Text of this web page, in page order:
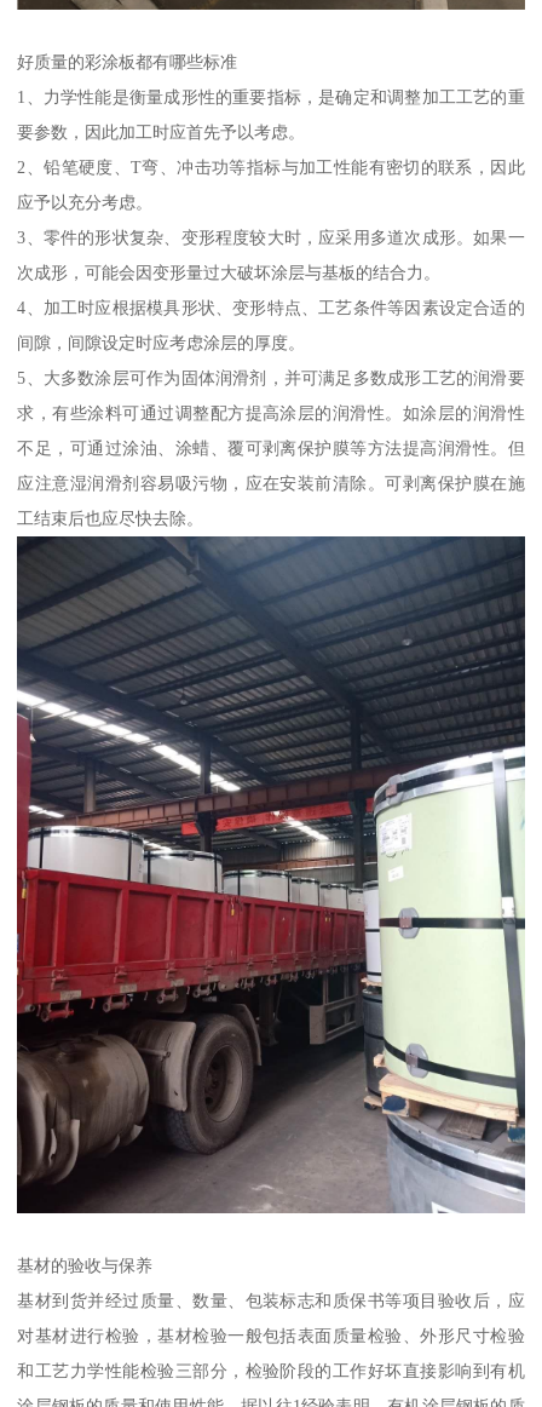
好质量的彩涂板都有哪些标准
1、力学性能是衡量成形性的重要指标，是确定和调整加工工艺的重
要参数，因此加工时应首先予以考虑。
2、铅笔硬度、T弯、冲击功等指标与加工性能有密切的联系，因此
应予以充分考虑。
3、零件的形状复杂、变形程度较大时，应采用多道次成形。如果一
次成形，可能会因变形量过大破坏涂层与基板的结合力。
4、加工时应根据模具形状、变形特点、工艺条件等因素设定合适的
间隙，间隙设定时应考虑涂层的厚度。
5、大多数涂层可作为固体润滑剂，并可满足多数成形工艺的润滑要
求，有些涂料可通过调整配方提高涂层的润滑性。如涂层的润滑性
不足，可通过涂油、涂蜡、覆可剥离保护膜等方法提高润滑性。但
应注意湿润滑剂容易吸污物，应在安装前清除。可剥离保护膜在施
工结束后也应尽快去除。
基材的验收与保养
基材到货并经过质量、数量、包装标志和质保书等项目验收后，应
对基材进行检验，基材检验一般包括表面质量检验、外形尺寸检验
和工艺力学性能检验三部分，检验阶段的工作好坏直接影响到有机